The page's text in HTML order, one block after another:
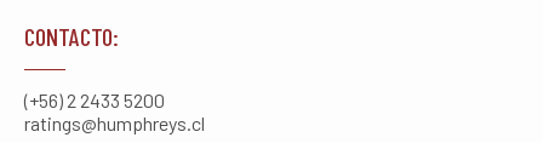
CONTACTO:
(+56) 2 2433 5200
ratings@humphreys.cl